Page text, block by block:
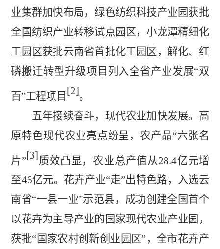
业集群加快布局，绿色纺织科技产业园获批
全 国纺织产业转移试点园区，小龙潭精细化
工园区获批云南省首批化工园区，解化、红
磷搬迁转型升级项目列入全省产业发展“双
百”工程项目 [2]。
五年接续奋斗，现代农业加快发展。 高
原特色现代农业亮点纷呈，农产品“六张名
片”[3]质效凸显，农业总产值从28.4亿元增
至46亿元。花卉产业“走”出特色路，入选云
南省“一县一业”示范县，成功创建全国首个
以花卉为主导产业的国家现代农业产业园，
获批“国家农村创新创业园区”，全市花卉产